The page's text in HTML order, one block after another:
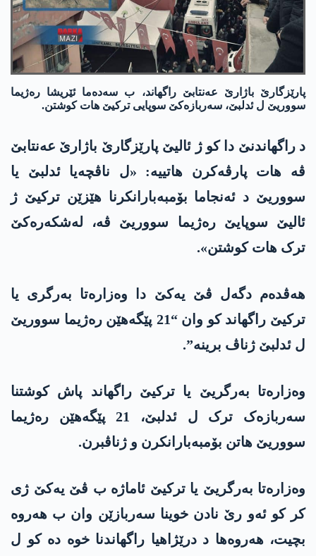
پارێزگارێ باژارێ عەنتابێ راگهاند، ب سەدەما ئێریشا رەژیما
سووریێ ل ئدلبێ، سەربازەکێ سوپایی ترکیێ هات کوشتن.
د راگهاندنێ دا کو ژ ئالیێ پارێزگارێ باژارێ عەنتابێ
ڤە هات پارڤەکرن هاتییە: «ل ناڤچەیا ئدلبێ یا
سووریێ د ئەنجاما بۆمبەبارانکرنا هێزێن ترکیێ ژ
ئالیێ سوپایێ رەژیما سووریێ ڤە، لەشکەرەکێ
ترک هات کوشتن».
هەڤدەم دگەل ڤێ یەکێ دا وەزارەتا بەرگری یا
ترکیێ راگهاند کو وان “21 پێگەهێن رەژیما سووریێ
ل ئدلبێ ژناڤ برینە”.
وەزارەتا به‌رگریێ یا ترکیێ راگهاند پاش کوشتنا
سەربازەک ترک ل ئدلبێ، 21 پێگەهێن رەژیما
سووریێ هاتن بۆمبەبارانکرن و ژناڤبرن.
وەزارەتا به‌رگریێ یا ترکیێ ئاماژە ب ڤێ یەکێ ژی
کر کو ئەو رێ نادن خوینا سەربازێن وان ب هەروە
بچیت، هەروەها د درێژاهیا راگهاندنا خوە دە کو ل